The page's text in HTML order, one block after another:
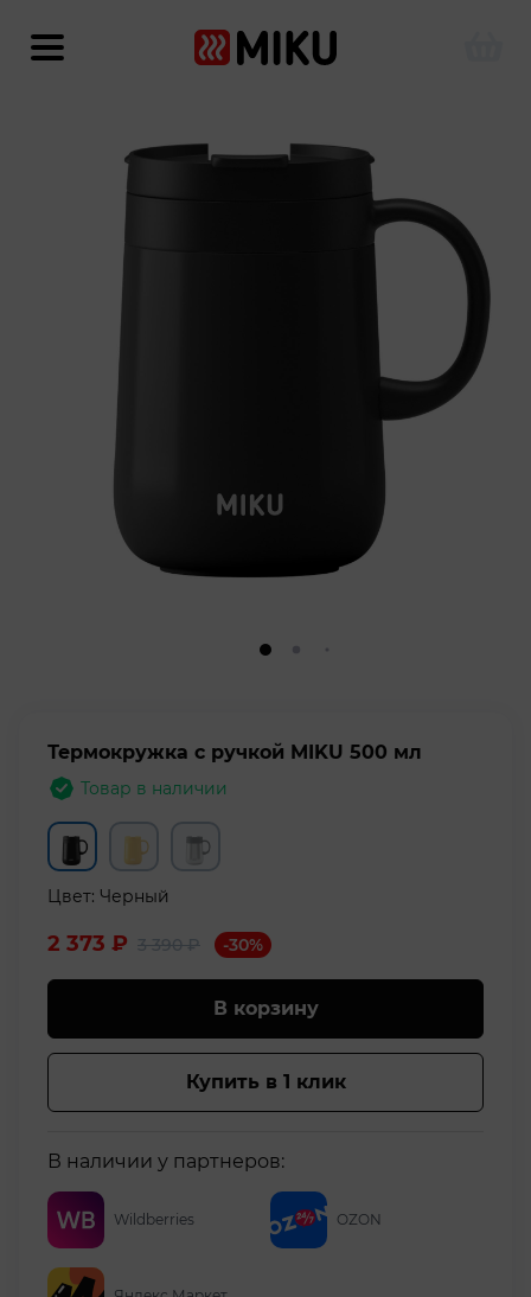
Термокружка с ручкой MIKU 500 мл
Товар в наличии
Цвет: Черный
2 373 ₽ 3 390₽ -30%
В корзину
Купить в 1 клик
В наличии у партнеров:
Wildberries OZON